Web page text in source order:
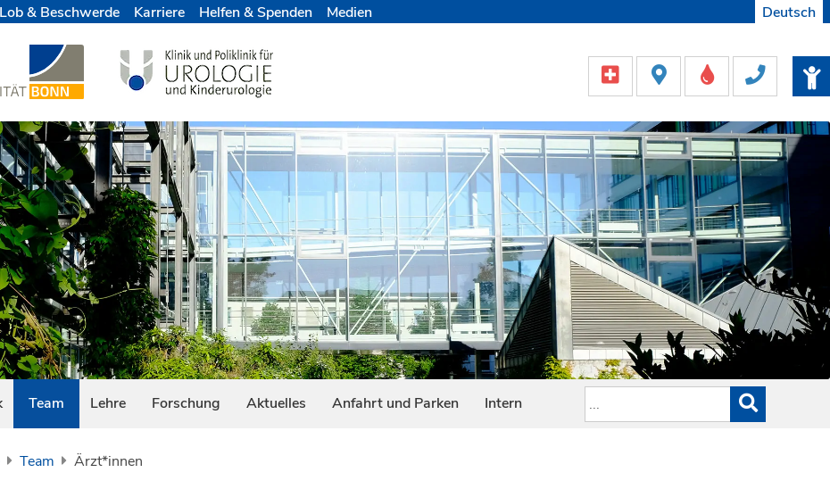
Lob & Beschwerde Karriere Helfen & Spenden Medien Deutsch
Team Lehre Forschung Aktuelles Anfahrt und Parken Intern
Team Ärzt*innen